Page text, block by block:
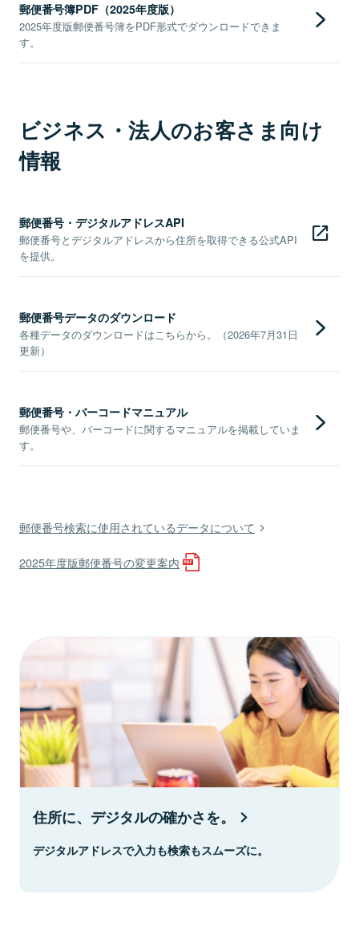
郵便番号簿PDF（2025年度版）
2025年度版郵便番号簿をPDF形式でダウンロードできま
す。
ビジネス・法人のお客さま向け
情報
郵便番号・デジタルアドレスAPI
郵便番号とデジタルアドレスから住所を取得できる公式API
を提供。
郵便番号データのダウンロード
各種データのダウンロードはこちらから。（2026年7月31日
更新）
郵便番号・バーコードマニュアル
郵便番号や、バーコードに関するマニュアルを掲載していま
す。
郵便番号検索に使用されているデータについて
2025年度版郵便番号の変更案内
住所に、デジタルの確かさを。
デジタルアドレスで入力も検索もスムーズに。